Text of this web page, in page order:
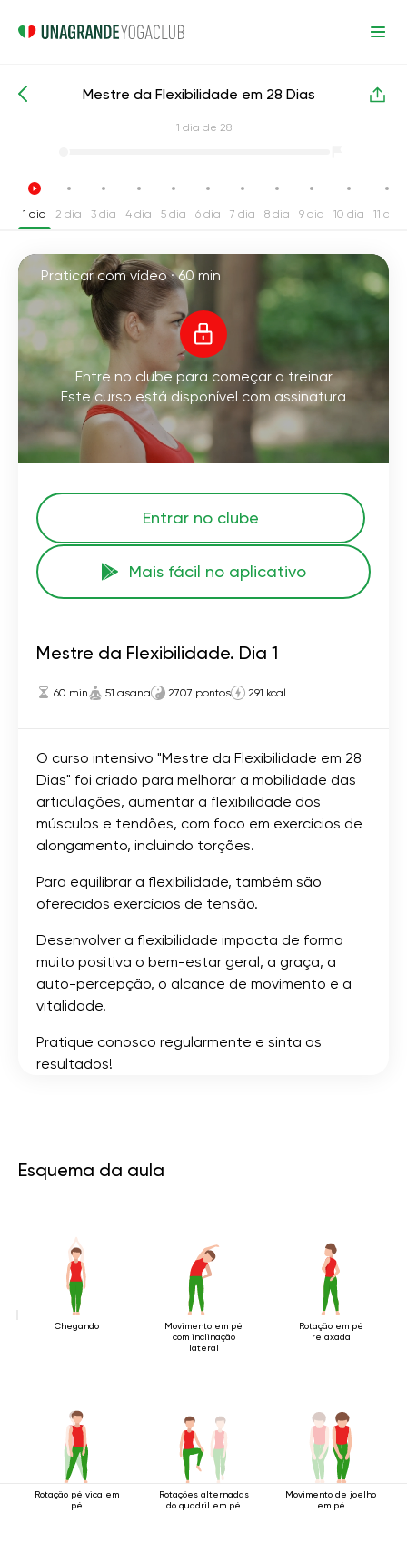
Cursos de yoga intensivos Flexibilidade
Mestre da Flexibilidade em 28 Dias
1 dia de 28
1 dia 2 dia 3 dia 4 dia 5 dia 6 dia 7 dia 8 dia 9 dia 10 dia 11 dia
Praticar com vídeo ·60 min
Entre no clube para começar a treinar
Este curso está disponível com assinatura
Entrar no clube
Mais fácil no aplicativo
Mestre da Flexibilidade. Dia 1
60 min 51 asana 2707 pontos 291 kcal
O curso intensivo "Mestre da Flexibilidade em 28
Dias" foi criado para melhorar a mobilidade das
articulações, aumentar a flexibilidade dos
músculos e tendões, com foco em exercícios de
alongamento, incluindo torções.
Para equilibrar a flexibilidade, também são
oferecidos exercícios de tensão.
Desenvolver a flexibilidade impacta de forma
muito positiva o bem-estar geral, a graça, a
auto-percepção, o alcance de movimento e a
vitalidade.
Pratique conosco regularmente e sinta os
resultados!
Esquema da aula
Chegando
Movimento em pé
com inclinação
lateral
Rotação em pé
relaxada
Rotação pélvica em
pé
Rotações alternadas
do quadril em pé
Movimento de joelho
em pé